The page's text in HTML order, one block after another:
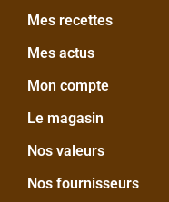
Mes recettes
Mes actus
Mon compte
Le magasin
Nos valeurs
Nos fournisseurs